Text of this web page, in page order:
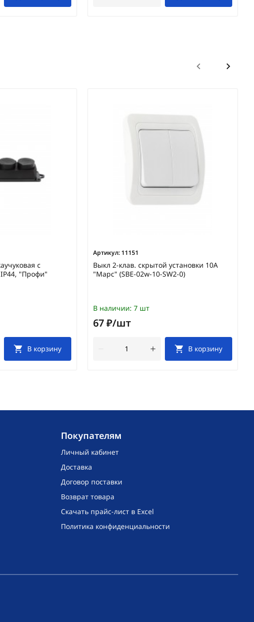
с
"Профи"
В корзину
Артикул: 11151
Выкл 2-клав. скрытой установки 10А
"Марс" (SBE-02w-10-SW2-0)
В наличии: 7 шт
67 ₽/шт
В корзину
Покупателям
Личный кабинет
Доставка
Договор поставки
Возврат товара
Скачать прайс-лист в Excel
Политика конфиденциальности